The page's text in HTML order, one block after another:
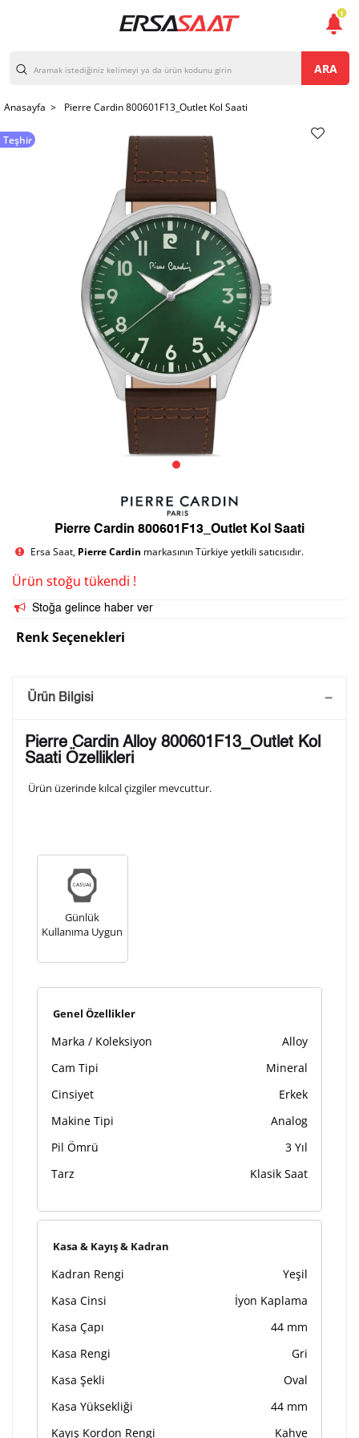
ARA
Anasayfa > Pierre Cardin 800601F13_Outlet Kol Saati
Teşhir
Pierre Cardin 800601F13_Outlet Kol Saati
Ersa Saat, Pierre Cardin markasının Türkiye yetkili satıcısıdır.
Ürün stoğu tükendi !
Stoğa gelince haber ver
Renk Seçenekleri
Saatini Kişiselleştir
arka kapağına gravür tekniği ile formda belirtmiş
olduğunuz şekilde işlenecektir.
2. Satır
3. Satır
sebebi ile 1-2 iş günü uzamaktadır. Gravür İşlemi
tamamlandıktan sonra siparişiniz kargoya verilecektir.
Kişiselleştirilmiş
ürünlerde
Ürün Bilgisi
Pierre Cardin Alloy 800601F13_Outlet Kol
Saati Özellikleri
Ürün üzerinde kılcal çizgiler mevcuttur.
Günlük
Kullanıma Uygun
Genel Özellikler
Marka / Koleksiyon
Alloy
Cam Tipi
Mineral
Cinsiyet
Erkek
Makine Tipi
Analog
Pil Ömrü
3 Yıl
Tarz
Klasik Saat
Kasa & Kayış & Kadran
Kadran Rengi
Yeşil
Kasa Cinsi
İyon Kaplama
Kasa Çapı
44 mm
Kasa Rengi
Gri
Kasa Şekli
Oval
Kasa Yüksekliği
44 mm
Kayış Kordon Rengi
Kahve
1